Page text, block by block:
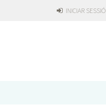
INICIAR SESSIÓ